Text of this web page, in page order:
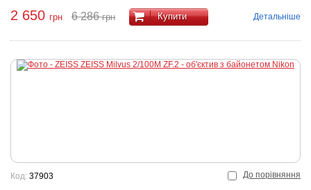
2 650 грн 6 286грн Купити Детальніше
До порівняння
Код: 37903